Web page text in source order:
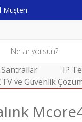
Müşteri
IP
ve Güvenlik